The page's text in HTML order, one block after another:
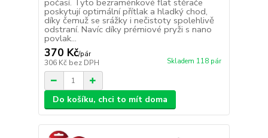
počasí. Tyto bezraménkové flat stěrače
poskytují optimální přítlak a hladký chod,
díky čemuž se srážky i nečistoty spolehlivě
odstraní. Navíc díky prémiové pryži s nano
povlak...
370 Kč/pár
306 Kč bez DPH Skladem 118 pár
Do košíku, chci to mít doma